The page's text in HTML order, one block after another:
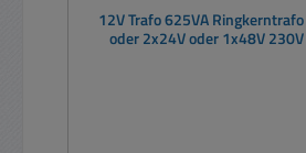
12V Trafo 625VA
oder 2x24V oder 1x48V